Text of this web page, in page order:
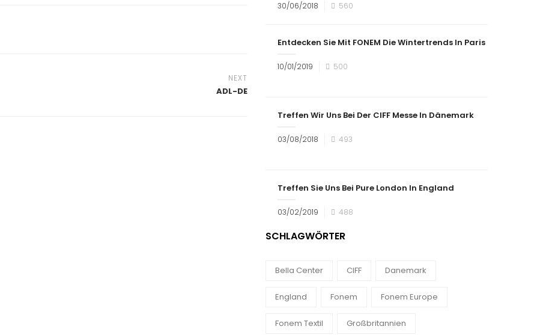
NEXT
ADL-DE
30/06/2018 560
Entdecken Sie Mit FONEM Die Wintertrends In Paris
10/01/2019 500
Treffen Wir Uns Bei Der CIFF Messe In Dänemark
03/08/2018 493
Treffen Sie Uns Bei Pure London In England
03/02/2019 488
SCHLAGWÖRTER
Bella Center CIFF Danemark
England Fonem Fonem Europe
Fonem Textil Großbritannien